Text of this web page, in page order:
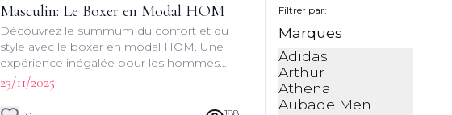
Masculin: Le Boxer en Modal HOM
Découvrez le summum du confort et du
style avec le boxer en modal HOM. Une
expérience inégalée pour les hommes
exigeants en quête de qualité et de bien-
être au quotidien.
23/11/2025
Filtrer par:
Marques
Adidas
Arthur
Athena
Aubade Men